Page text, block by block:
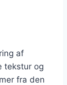
af
tekstur og
fra den